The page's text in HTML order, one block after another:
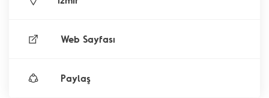
Web Sayfası
Paylaş